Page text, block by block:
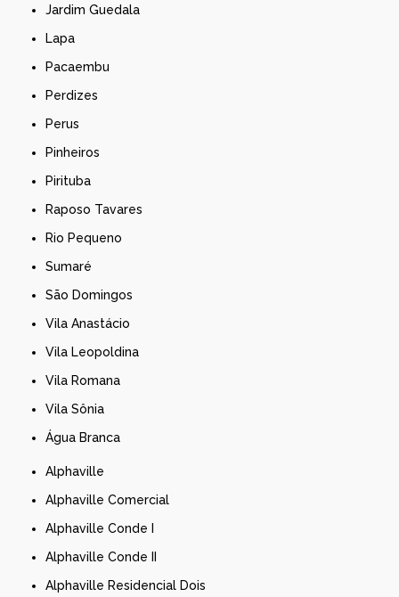
Jardim Guedala
Lapa
Pacaembu
Perdizes
Perus
Pinheiros
Pirituba
Raposo Tavares
Rio Pequeno
Sumaré
São Domingos
Vila Anastácio
Vila Leopoldina
Vila Romana
Vila Sônia
Água Branca
Alphaville
Alphaville Comercial
Alphaville Conde I
Alphaville Conde II
Alphaville Residencial Dois